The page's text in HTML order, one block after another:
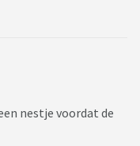
nestje voordat de